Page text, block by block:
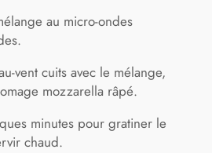
au micro-ondes
vent cuits avec le mélange,
mozzarella râpé.
minutes pour gratiner le
chaud.